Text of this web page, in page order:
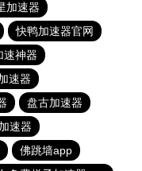
加速器
快鸭加速器官网
速神器
速器
盘古加速器
速器
佛跳墙app